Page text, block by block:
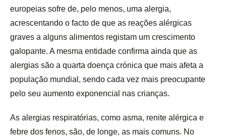
europeias sofre de, pelo menos, uma alergia,
acrescentando o facto de que as reações alérgicas
graves a alguns alimentos registam um crescimento
galopante. A mesma entidade confirma ainda que as
alergias são a quarta doença crónica que mais afeta a
população mundial, sendo cada vez mais preocupante
pelo seu aumento exponencial nas crianças.
As alergias respiratórias, como asma, renite alérgica e
febre dos fenos, são, de longe, as mais comuns. No